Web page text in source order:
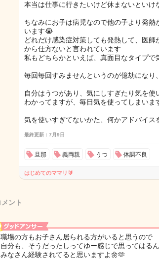
本当は仕事に行きたいけど休まないといけ
ちなみにお子は病児なので他の子より発熱
います😭
どれだけ感染症対策しても発熱して、医
から仕方ないと言われています
私もどちらかといえば、真面目なタイプで
毎回毎回すみませんというのが億劫になり
自分はうつがあり、気にしすぎたり気を
わかってますが、毎日気を使ってしまいま
気を使いすぎてないかた、何かアドバイス
最終更新：7月9日
旦那 義両親 うつ 体調不良
はじめてのママリ🔰
メント
職場の方もお子さん居られる方がいると思うので
自分も、そうだったしってゆー感じで思ってはる
みなさん経験されてると思いますよ🌼🫶